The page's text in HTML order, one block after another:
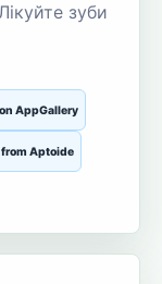
зуби
AppGallery
from Aptoide